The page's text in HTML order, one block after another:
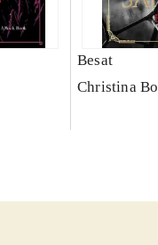
Besat
Christina